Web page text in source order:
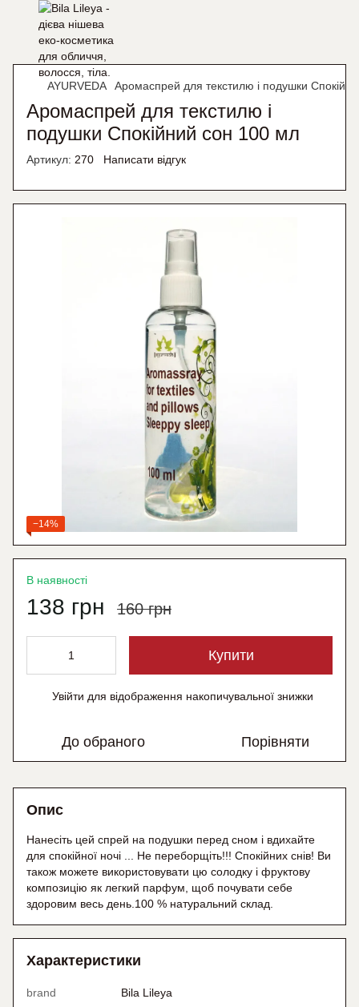
AYURVEDA Аромаспрей для текстилю і подушки
Аромаспрей для текстилю і
подушки Спокійний сон 100 мл
Артикул: 270 Написати відгук
−14%
В наявності
138 грн 160 грн
Купити
Увійти для відображення накопичувальної знижки
До обраного Порівняти
Опис
Нанесіть цей спрей на подушки перед сном і вдихайте
для спокійної ночі ... Не переборщіть!!! Спокійних снів! Ви
також можете використовувати цю солодку і фруктову
композицію як легкий парфум, щоб почувати себе
здоровим весь день.100 % натуральний склад.
Характеристики
brand
Bila Lileya